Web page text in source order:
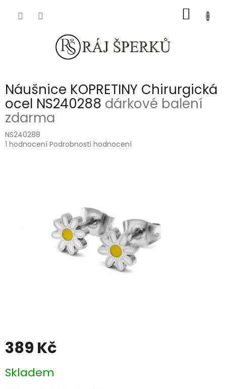
KOŠÍK
Náušnice KOPRETINY Chirurgická
ocel NS240288 dárkové balení
zdarma
NS240288
Průměrné
1 hodnocení Podrobnosti hodnocení
389 Kč
cena:
Skladem